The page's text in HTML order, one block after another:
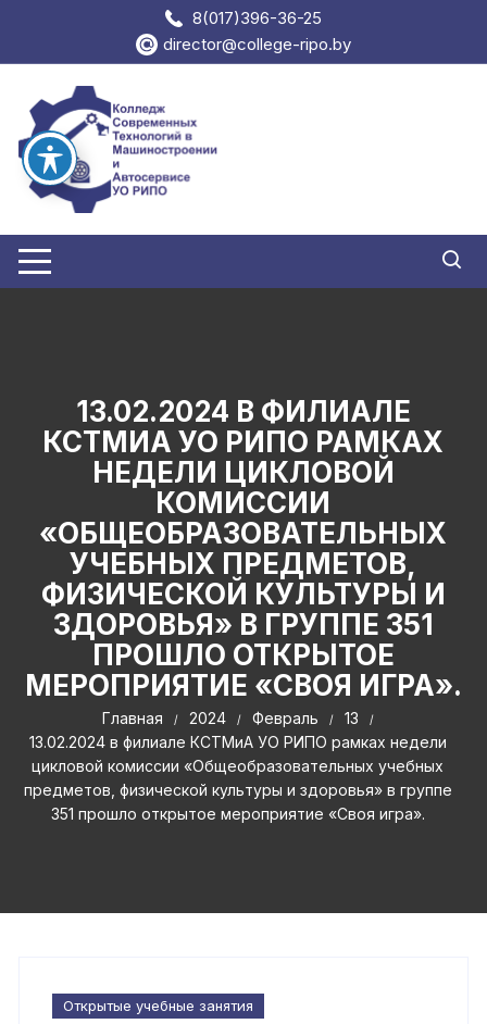
содержимому
8(017)396-36-25
director@college-ripo.by
13.02.2024 В ФИЛИАЛЕ
КСТМИА УО РИПО РАМКАХ
НЕДЕЛИ ЦИКЛОВОЙ
КОМИССИИ
«ОБЩЕОБРАЗОВАТЕЛЬНЫХ
УЧЕБНЫХ ПРЕДМЕТОВ,
ФИЗИЧЕСКОЙ КУЛЬТУРЫ И
ЗДОРОВЬЯ» В ГРУППЕ 351
ПРОШЛО ОТКРЫТОЕ
МЕРОПРИЯТИЕ «СВОЯ ИГРА».
Главная 2024 Февраль
13
13.02.2024 в филиале КСТМиА УО РИПО рамках недели
цикловой комиссии «Общеобразовательных учебных
предметов, физической культуры и здоровья» в группе
351 прошло открытое мероприятие «Своя игра».
Открытые учебные занятия